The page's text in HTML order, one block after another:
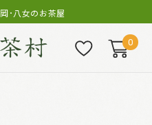
･八女のお茶屋
0